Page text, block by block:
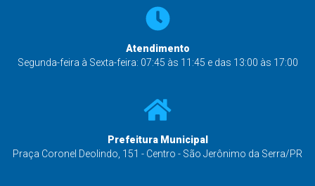
Atendimento
Segunda-feira à Sexta-feira: 07:45 às 11:45 e das 13:00 às 17:00
Prefeitura Municipal
Praça Coronel Deolindo, 151 - Centro - São Jerônimo da Serra/PR